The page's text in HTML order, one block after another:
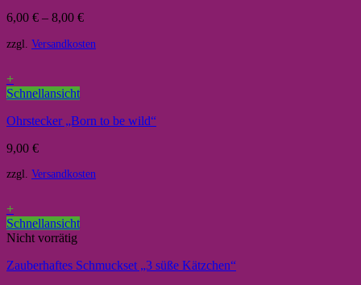
6,00 € – 8,00 €
zzgl. Versandkosten
+
Schnellansicht
Ohrstecker „Born to be wild“
9,00 €
zzgl. Versandkosten
+
Schnellansicht
Nicht vorrätig
Zauberhaftes Schmuckset „3 süße Kätzchen“